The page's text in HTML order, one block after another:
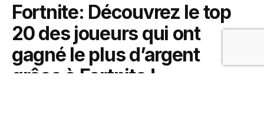
Fortnite: Découvrez le top
20 des joueurs qui ont
gagné le plus d’argent
grâce à Fortnite !